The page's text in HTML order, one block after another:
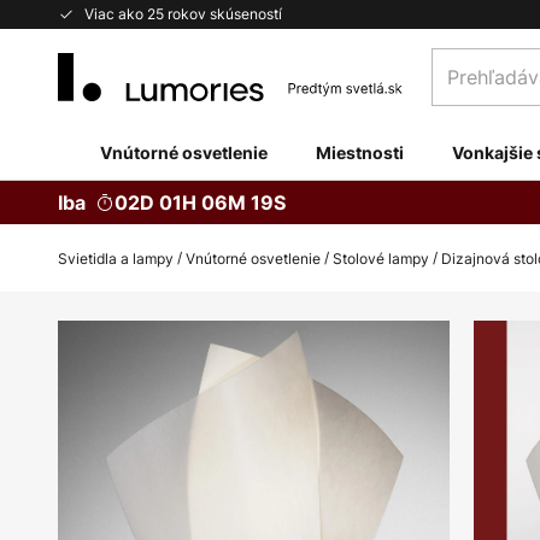
Viac ako 25 rokov skúseností
Skip
obchod
Vnútorné osvetlenie Miestnosti Vonkajšie
Iba 02D 01H 06M 18S
Svietidla a lampy Vnútorné osvetlenie Stolové lampy Dizajnová
obrázkov